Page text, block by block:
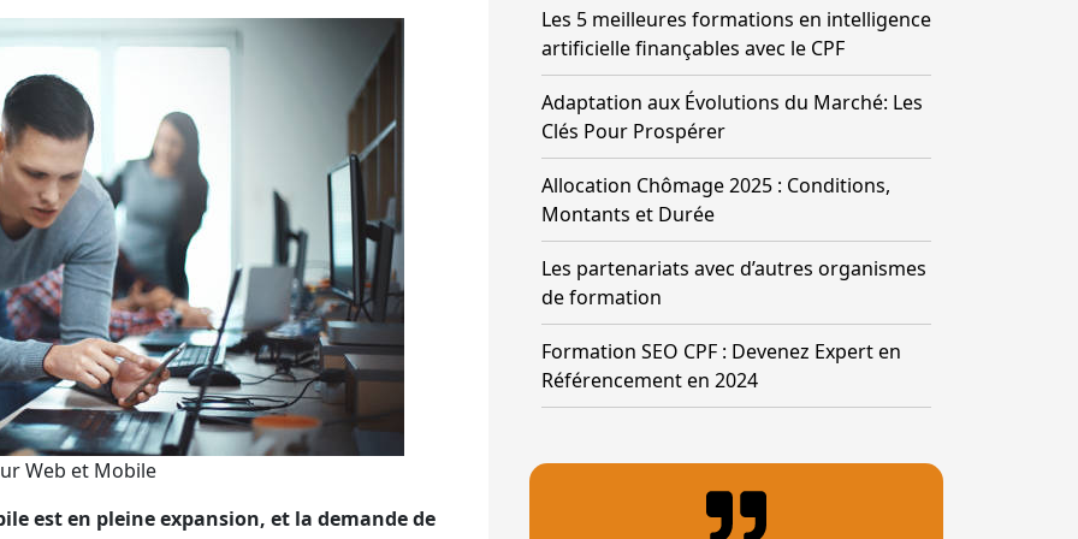
Web et Mobile
est en pleine expansion, et la demande de
Les 5 meilleures formations en intelligence
artificielle finançables avec le CPF
Adaptation aux Évolutions du Marché: Les
Clés Pour Prospérer
Allocation Chômage 2025 : Conditions,
Montants et Durée
Les partenariats avec d’autres organismes
de formation
Formation SEO CPF : Devenez Expert en
Référencement en 2024